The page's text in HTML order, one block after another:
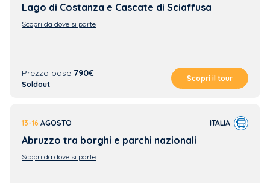
Lago di Costanza e Cascate di Sciaffusa
Scopri da dove si parte
Prezzo base 790€
Soldout
Scopri il tour
13-16 AGOSTO ITALIA
Abruzzo tra borghi e parchi nazionali
Scopri da dove si parte